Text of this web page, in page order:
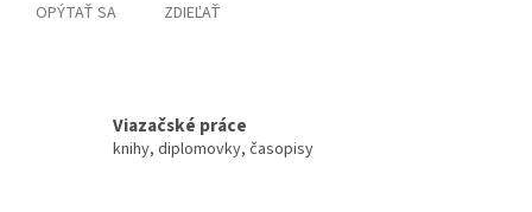
OPÝTAŤ SA ZDIEĽAŤ
Viazačské práce
knihy, diplomovky, časopisy